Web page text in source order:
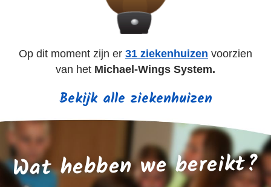
Op dit moment zijn er 31 ziekenhuizen voorzien
van het Michael-Wings System.
Bekijk alle ziekenhuizen
Wat hebben we bereikt?